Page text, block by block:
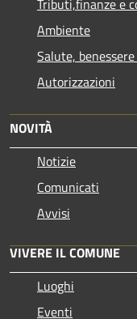
Ambiente
Salute,
Autorizzazioni
NOVITÀ
Notizie
Comunicati
Avvisi
VIVERE IL COMUNE
Luoghi
Eventi